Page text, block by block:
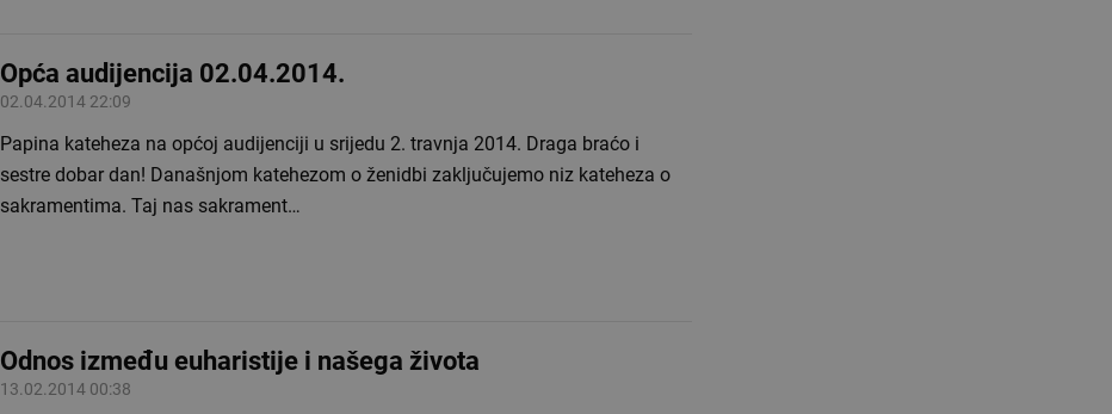
Opća audijencija 02.04.2014.
02.04.2014 22:09
Papina kateheza na općoj audijenciji u srijedu 2. travnja 2014. Draga braćo i
sestre dobar dan! Današnjom katehezom o ženidbi zaključujemo niz kateheza o
sakramentima. Taj nas sakrament…
Odnos između euharistije i našega života
13.02.2014 00:38